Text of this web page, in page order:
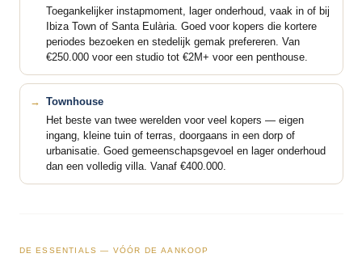
Toegankelijker instapmoment, lager onderhoud, vaak in of bij
Ibiza Town of Santa Eulària. Goed voor kopers die kortere
periodes bezoeken en stedelijk gemak prefereren. Van
€250.000 voor een studio tot €2M+ voor een penthouse.
Townhouse
Het beste van twee werelden voor veel kopers — eigen
ingang, kleine tuin of terras, doorgaans in een dorp of
urbanisatie. Goed gemeenschapsgevoel en lager onderhoud
dan een volledig villa. Vanaf €400.000.
DE ESSENTIALS — VÓÓR DE AANKOOP